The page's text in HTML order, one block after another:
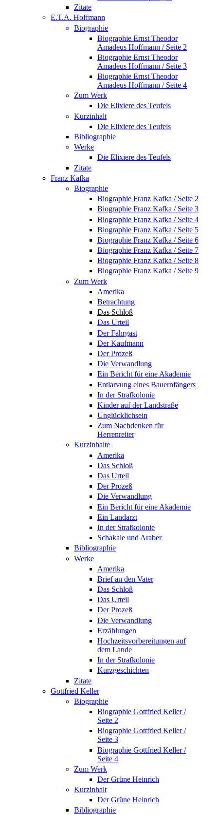
Zitate
E.T.A. Hoffmann
Biographie
Biographie Ernst Theodor
Amadeus Hoffmann / Seite 2
Biographie Ernst Theodor
Amadeus Hoffmann / Seite 3
Biographie Ernst Theodor
Amadeus Hoffmann / Seite 4
Zum Werk
Die Elixiere des Teufels
Kurzinhalt
Die Elixiere des Teufels
Bibliographie
Werke
Die Elixiere des Teufels
Zitate
Franz Kafka
Biographie
Biographie Franz Kafka / Seite 2
Biographie Franz Kafka / Seite 3
Biographie Franz Kafka / Seite 4
Biographie Franz Kafka / Seite 5
Biographie Franz Kafka / Seite 6
Biographie Franz Kafka / Seite 7
Biographie Franz Kafka / Seite 8
Biographie Franz Kafka / Seite 9
Zum Werk
Amerika
Betrachtung
Das Schloß
Das Urteil
Der Fahrgast
Der Kaufmann
Der Prozeß
Die Verwandlung
Ein Bericht für eine Akademie
Entlarvung eines Bauernfängers
In der Strafkolonie
Kinder auf der Landstraße
Unglücklichsein
Zum Nachdenken für
Herrenreiter
Kurzinhalte
Amerika
Das Schloß
Das Urteil
Der Prozeß
Die Verwandlung
Ein Bericht für eine Akademie
Ein Landarzt
In der Strafkolonie
Schakale und Araber
Bibliographie
Werke
Amerika
Brief an den Vater
Das Schloß
Das Urteil
Der Prozeß
Die Verwandlung
Erzählungen
Hochzeitsvorbereitungen auf
dem Lande
In der Strafkolonie
Kurzgeschichten
Zitate
Gottfried Keller
Biographie
Biographie Gottfried Keller /
Seite 2
Biographie Gottfried Keller /
Seite 3
Biographie Gottfried Keller /
Seite 4
Zum Werk
Der Grüne Heinrich
Kurzinhalt
Der Grüne Heinrich
Bibliographie